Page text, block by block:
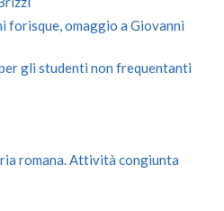
forisque, omaggio a Giovanni
gli studenti non frequentanti
romana. Attività congiunta